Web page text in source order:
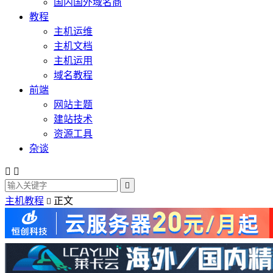
国内国外域名商
教程
主机运维
主机文档
主机运用
域名教程
前端
网站主题
建站技术
资源工具
杂谈
 

主机教程  正文